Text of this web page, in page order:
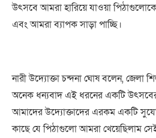
উৎসবেআমরাহারিয়েযাওয়া
এবংআমরাব্যাপকসাড়াপাচ্ছি।
নারীউদ্যোক্তাচন্দনাঘোষবলেন,জেলা
অনেক ধন্যবাদএই ধরনেরএকটি
আমাদেরউদ্যোক্তাদেরএরকমএকটি
কাছেযেপিঠাগুলোআমরাখেয়েছিলাম